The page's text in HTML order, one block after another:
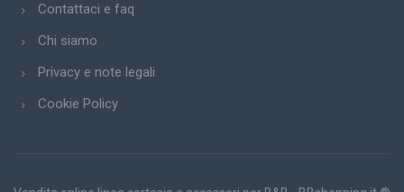
Contattaci e faq
Chi siamo
Privacy e note legali
Cookie Policy